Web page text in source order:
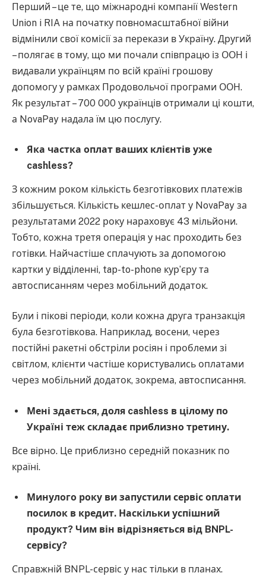
Перший – це те, що міжнародні компанії Western
Union i RIA на початку повномасштабної війни
відмінили свої комісії за перекази в Україну. Другий
– полягає в тому, що ми почали співпрацю із ООН і
видавали українцям по всій країні грошову
допомогу у рамках Продовольчої програми ООН.
Як результат – 700 000 українців отримали ці кошти,
а NovaPay надала їм цю послугу.
Яка частка оплат ваших клієнтів уже
cashless?
З кожним роком кількість безготівкових платежів
збільшується. Кількість кешлес-оплат у NovaPay за
результатами 2022 року нараховує 43 мільйони.
Тобто, кожна третя операція у нас проходить без
готівки. Найчастіше сплачують за допомогою
картки у відділенні, tap-to-phone курʼєру та
автосписанням через мобільний додаток.
Були і пікові періоди, коли кожна друга транзакція
була безготівкова. Наприклад, восени, через
постійні ракетні обстріли росіян і проблеми зі
світлом, клієнти частіше користувались оплатами
через мобільний додаток, зокрема, автосписання.
Мені здається, доля cashless в цілому по
Україні теж складає приблизно третину.
Все вірно. Це приблизно середній показник по
країні.
Минулого року ви запустили сервіс оплати
посилок в кредит. Наскільки успішний
продукт? Чим він відрізняється від BNPL-
сервісу?
Справжній BNPL-сервіс у нас тільки в планах.